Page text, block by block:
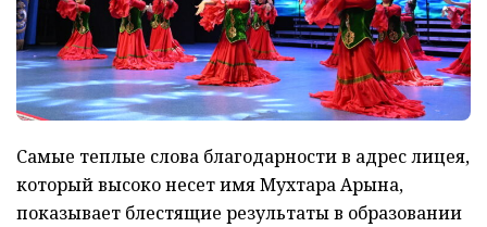
Самые теплые слова благодарности в адрес лицея,
который высоко несет имя Мухтара Арына,
показывает блестящие результаты в образовании